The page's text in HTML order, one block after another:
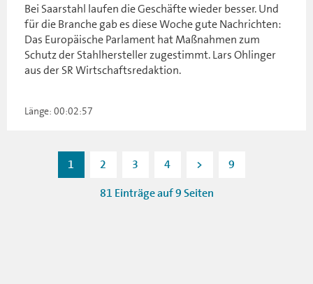
Bei Saarstahl laufen die Geschäfte wieder besser. Und
für die Branche gab es diese Woche gute Nachrichten:
Das Europäische Parlament hat Maßnahmen zum
Schutz der Stahlhersteller zugestimmt. Lars Ohlinger
aus der SR Wirtschaftsredaktion.
Länge: 00:02:57
1 2 3 4 > 9
81 Einträge auf 9 Seiten